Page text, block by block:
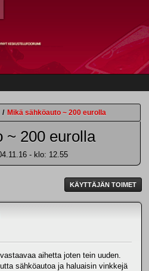
/ Mikä sähköauto ~ 200 eurolla
~ 200 eurolla
- klo: 12.55
KÄYTTÄJÄN TOIMET
aihetta joten tein uuden.
sähköautoa ja haluaisin vinkkejä